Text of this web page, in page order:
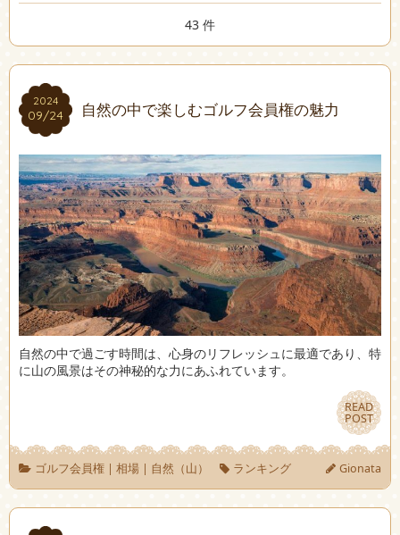
43 件
2024
09/24
2024
09/24 自然の中で楽しむゴルフ会員権の魅力
自然の中で過ごす時間は、心身のリフレッシュに最適であり、特
に山の風景はその神秘的な力にあふれています。
READ
POST
READ
POST
ゴルフ会員権| 相場| 自然（山） ランキング Gionata